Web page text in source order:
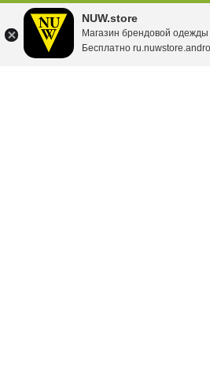
NUW.store
Магазин брендовой одежды
Бесплатно